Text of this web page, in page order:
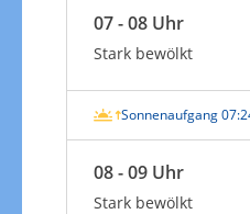
07 - 08 Uhr
Stark bewölkt
Sonnenaufgang
08 - 09 Uhr
Stark bewölkt